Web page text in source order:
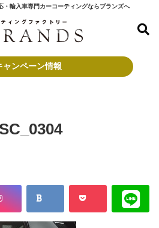
・輸入車専門カーコーティングならブランズへ
ンペーン情報